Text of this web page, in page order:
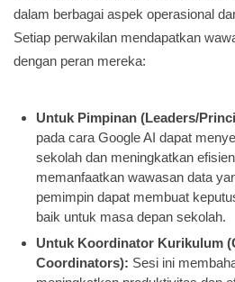
dalam berbagai aspek operasional
Setiap perwakilan mendapatkan
dengan peran mereka:
Untuk Pimpinan (Leaders/
pada cara Google AI dapat
sekolah dan meningkatkan
memanfaatkan wawasan data
pemimpin dapat membuat
baik untuk masa depan sekolah.
Untuk Koordinator Kurikulum
Coordinators): Sesi ini